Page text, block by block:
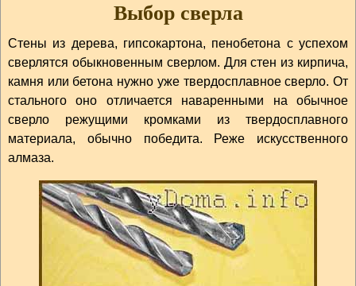
Выбор сверла
Стены из дерева, гипсокартона, пенобетона с успехом
сверлятся обыкновенным сверлом. Для стен из кирпича,
камня или бетона нужно уже твердосплавное сверло. От
стального оно отличается наваренными на обычное
сверло режущими кромками из твердосплавного
материала, обычно победита. Реже искусственного
алмаза.